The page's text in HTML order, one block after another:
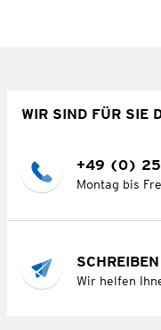
WIR SIND FÜR SIE
+49 (0)
Montag bis
Wir helfen